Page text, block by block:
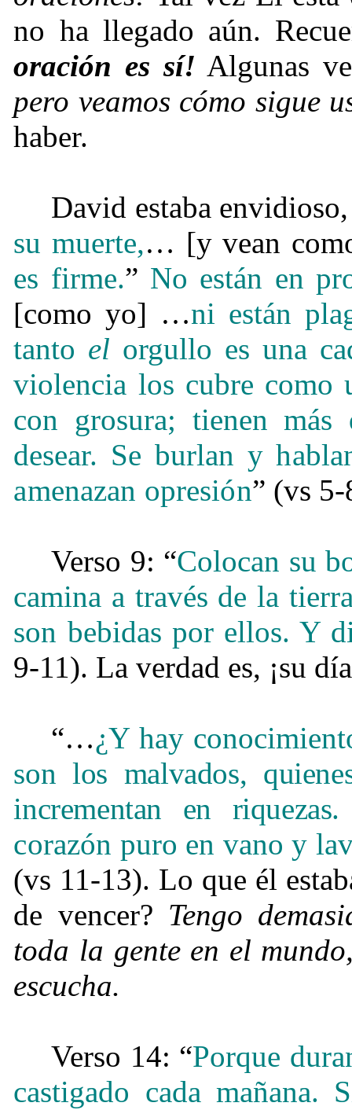
no ha llegado aún.
oración es sí! Algunas
pero veamos cómo sigue
haber.
David estaba
su muerte,… [y vean
es firme.” No están en
[como yo] …ni están
tanto el orgullo es una
violencia los cubre como
con grosura; tienen
desear. Se burlan y
amenazan opresión” (vs
Verso 9: “Colocan su
camina a través de la
son bebidas por ellos. Y
9-11). La verdad es, ¡su
“…¿Y hay
son los malvados,
incrementan en riquezas.
corazón puro en vano y
(vs 11-13). Lo que él
de vencer? Tengo
toda la gente en el
escucha.
Verso 14: “Porque
castigado cada mañana.